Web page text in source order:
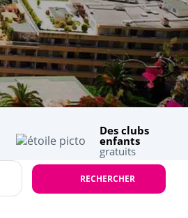
Des clubs
enfants
gratuits
RECHERCHER